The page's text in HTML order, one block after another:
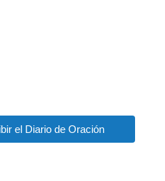
el Diario de Oración